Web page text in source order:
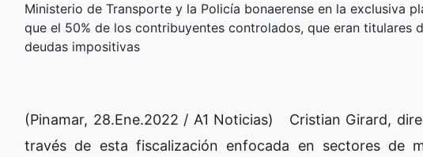
Ministerio de Transporte y la Policía bonaerense en la exclusiva
que el 50% de los contribuyentes controlados, que eran titulares
deudas impositivas
(Pinamar, 28.Ene.2022 / A1 Noticias) Cristian Girard,
través de esta fiscalización enfocada en sectores de